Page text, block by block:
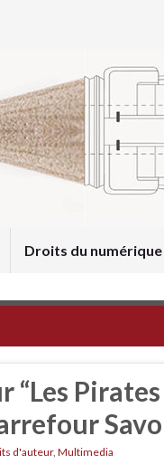
Droits du numérique
“Les
d'auteur, Multimedia